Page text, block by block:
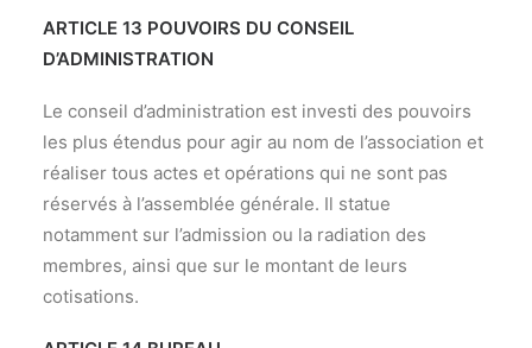
ARTICLE 13 POUVOIRS DU CONSEIL
D’ADMINISTRATION
Le conseil d’administration est investi des pouvoirs
les plus étendus pour agir au nom de l’association et
réaliser tous actes et opérations qui ne sont pas
réservés à l’assemblée générale. Il statue
notamment sur l’admission ou la radiation des
membres, ainsi que sur le montant de leurs
cotisations.